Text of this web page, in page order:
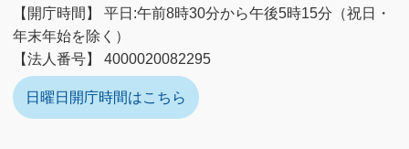
【開庁時間】 平日:午前8時30分から午後5時15分（祝日・
年末年始を除く）
【法人番号】 4000020082295
日曜日開庁時間はこちら